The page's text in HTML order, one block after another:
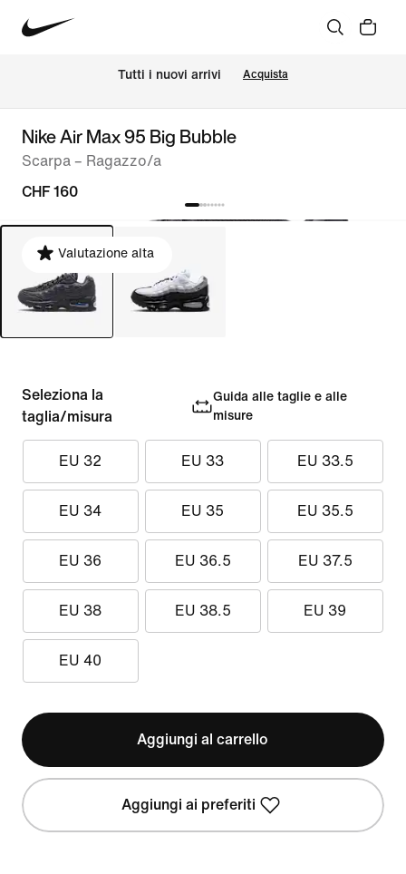
Tutti i nuovi arrivi Acquista
Nike Air Max 95 Big Bubble
Scarpa – Ragazzo/a
CHF 160
Valutazione alta
Seleziona la
taglia/misura
Guida alle taglie e alle
misure
EU 32 EU 33 EU 33.5
EU 34 EU 35 EU 35.5
EU 36 EU 36.5 EU 37.5
EU 38 EU 38.5 EU 39
EU 40
Aggiungi al carrello
Aggiungi ai preferiti